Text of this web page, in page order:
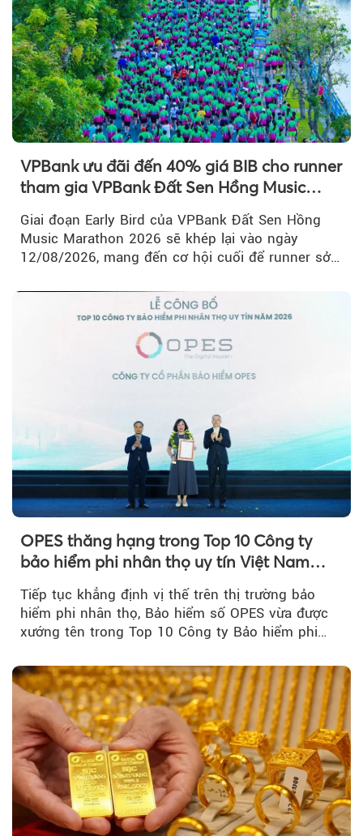
VPBank ưu đãi đến 40% giá BIB cho runner
tham gia VPBank Đất Sen Hồng Music
Giai đoạn Early Bird của VPBank Đất Sen Hồng
Music Marathon 2026 sẽ khép lại vào ngày
12/08/2026, mang đến cơ hội cuối để runner sở
OPES thăng hạng trong Top 10 Công ty
bảo hiểm phi nhân thọ uy tín Việt Nam
Tiếp tục khẳng định vị thế trên thị trường bảo
hiểm phi nhân thọ, Bảo hiểm số OPES vừa được
xướng tên trong Top 10 Công ty Bảo hiểm phi